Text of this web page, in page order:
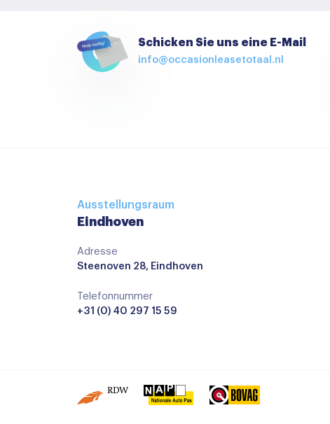
Schicken Sie uns eine E-Mail
info@occasionleasetotaal.nl
Ausstellungsraum
Eindhoven
Adresse
Steenoven 28, Eindhoven
Telefonnummer
+31 (0) 40 297 15 59